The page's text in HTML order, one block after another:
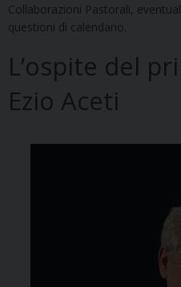
Collaborazioni Pastorali,
questioni di calendario.
L’ospite del
Ezio Aceti